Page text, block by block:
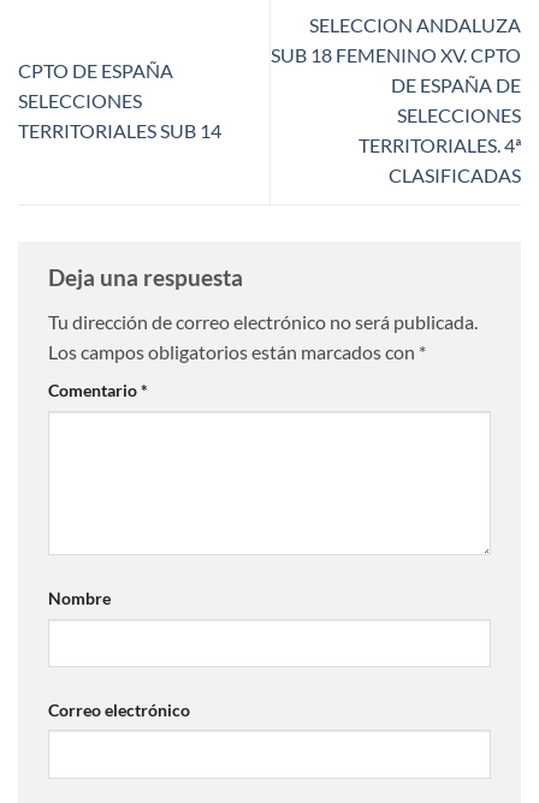
CPTO DE ESPAÑA
SELECCIONES
TERRITORIALES SUB 14
SELECCION ANDALUZA
SUB 18 FEMENINO XV. CPTO
DE ESPAÑA DE
SELECCIONES
TERRITORIALES. 4ª
CLASIFICADAS
Deja una respuesta
Tu dirección de correo electrónico no será publicada.
Los campos obligatorios están marcados con *
Comentario*
Nombre
Correo electrónico